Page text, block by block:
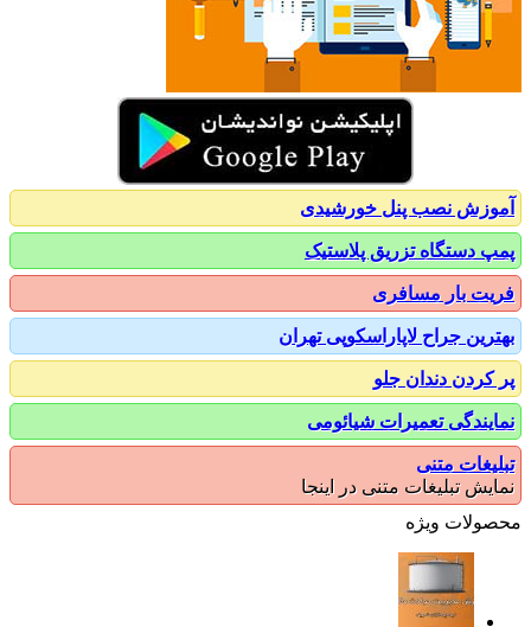
نصب پنل خورشیدی
دستگاه تزریق پلاستیک
بار مسافری
جراح لاپاراسکوپی تهران
دندان جلو
تعمیرات شیائومی
متنی
تبلیغات متنی در اینجا
ویژه